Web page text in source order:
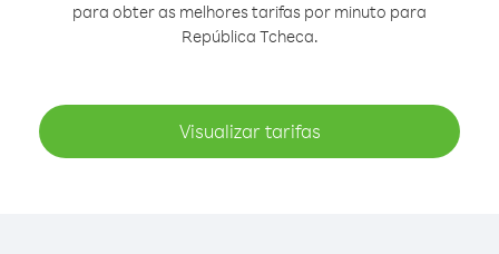
para obter as melhores tarifas por minuto para
República Tcheca.
Visualizar tarifas